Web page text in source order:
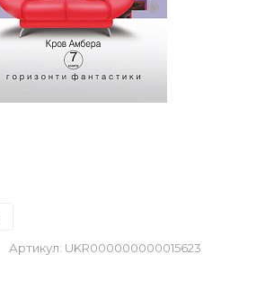
Артикул: UKR000000000015623